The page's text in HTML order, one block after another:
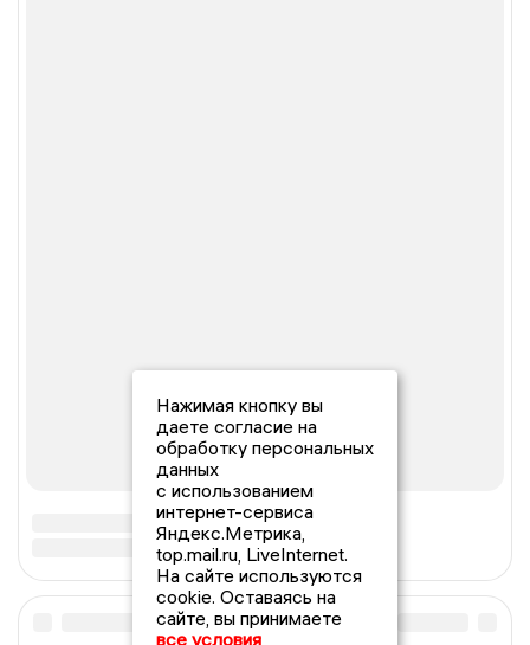
Нажимая кнопку вы
даете согласие на
обработку персональных
данных
с использованием
интернет-сервиса
Яндекс.Метрика,
top.mail.ru, LiveInternet.
На сайте используются
cookie. Оставаясь на
сайте, вы принимаете
все условия